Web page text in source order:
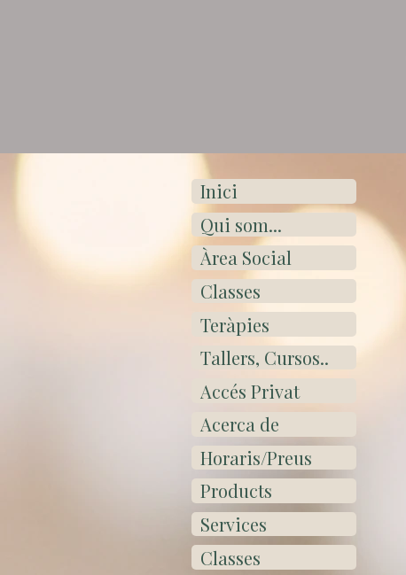
Inici
Qui som...
Àrea Social
Classes
Teràpies
Tallers, Cursos..
Accés Privat
Acerca de
Horaris/Preus
Products
Services
Classes